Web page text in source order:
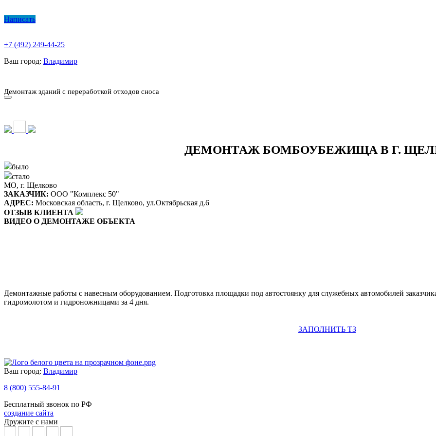
Написать
+7 (492) 249-44-25
Ваш город: Владимир
Демонтаж зданий с переработкой отходов сноса
ДЕМОНТАЖ БОМБОУБЕЖИЩА В Г.
было
стало
МО, г. Щелково
ЗАКАЗЧИК: ООО "Комплекс 50"
АДРЕС: Московская область, г. Щелково, ул.Октябрьская д.6
ОТЗЫВ КЛИЕНТА
ВИДЕО О ДЕМОНТАЖЕ ОБЪЕКТА
Демонтажные работы с навесным оборудованием. Подготовка площадки под автостоянку для служебных автомобилей
гидромолотом и гидроножницами за 4 дня.
ЗАПОЛНИТЬ ТЗ
Ваш город: Владимир
8 (800) 555-84-91
Бесплатный звонок по РФ
создание сайта
Дружите с нами